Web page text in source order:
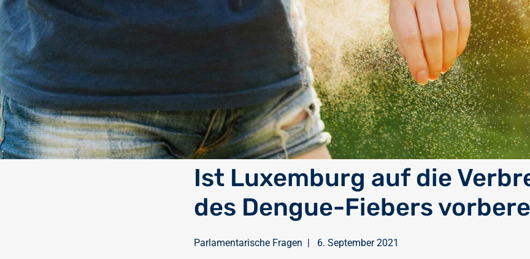
Ist Luxemburg auf die
des Dengue-Fiebers
Parlamentarische Fragen | 6. September 2021